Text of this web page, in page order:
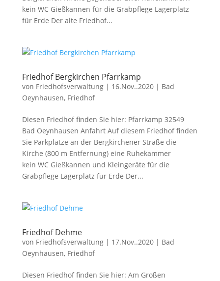
kein WC Gießkannen für die Grabpflege Lagerplatz
für Erde Der alte Friedhof...
Friedhof Bergkirchen Pfarrkamp
von Friedhofsverwaltung| 16.Nov..2020| Bad
Oeynhausen, Friedhof
Diesen Friedhof finden Sie hier: Pfarrkamp 32549
Bad Oeynhausen Anfahrt Auf diesem Friedhof finden
Sie Parkplätze an der Bergkirchener Straße die
Kirche (800 m Entfernung) eine Ruhekammer
kein WC Gießkannen und Kleingeräte für die
Grabpflege Lagerplatz für Erde Der...
Friedhof Dehme
von Friedhofsverwaltung| 17.Nov..2020| Bad
Oeynhausen, Friedhof
Diesen Friedhof finden Sie hier: Am Großen